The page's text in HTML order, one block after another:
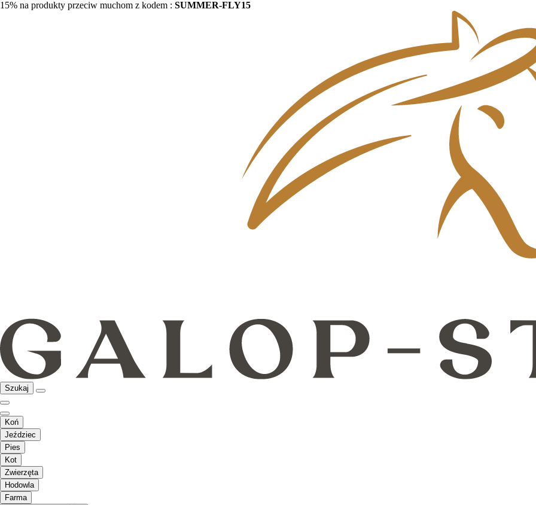
15% na produkty przeciw muchom z kodem : SUMMER-FLY15
Szukaj
Koń
Jeździec
Pies
Kot
Zwierzęta
Hodowla
Farma